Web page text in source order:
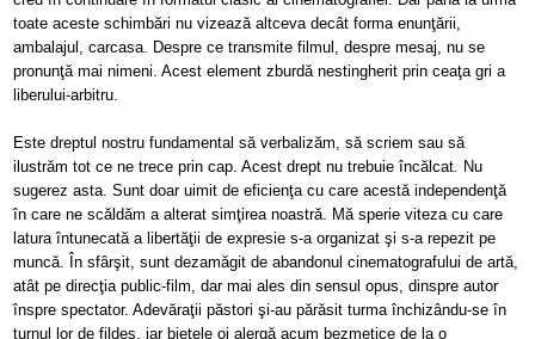
toate aceste schimbări nu vizează altceva decât forma enunţării,
ambalajul, carcasa. Despre ce transmite filmul, despre mesaj, nu se
pronunţă mai nimeni. Acest element zburdă nestingherit prin ceaţa gri a
liberului-arbitru.
Este dreptul nostru fundamental să verbalizăm, să scriem sau să
ilustrăm tot ce ne trece prin cap. Acest drept nu trebuie încălcat
Nu
sugerez asta. Sunt doar uimit de eficienţa cu care acestă independenţă
în care ne scăldăm a alterat simţirea noastră. Mă sperie viteza cu care
latura întunecată a libertăţii de expresie s-a organizat şi s-a repezit pe
muncă. În sfârşit, sunt dezamăgit de abandonul cinematografului de artă,
atât pe direcţia public-film, dar mai ales din sensul opus, dinspre autor
înspre spectator. Adevăraţii păstori şi-au părăsit turma închizându-se în
turnul lor de fildeş, iar bietele oi alergă acum bezmetice de la o